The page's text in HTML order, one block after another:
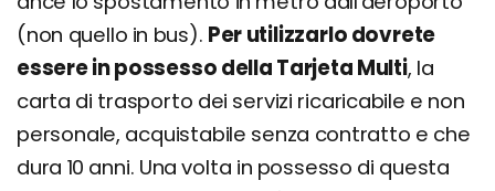
(non quello in bus). Per utilizzarlo dovrete
essere in possesso della Tarjeta Multi, la
carta di trasporto dei servizi ricaricabile e non
personale, acquistabile senza contratto e che
dura 10 anni. Una volta in possesso di questa